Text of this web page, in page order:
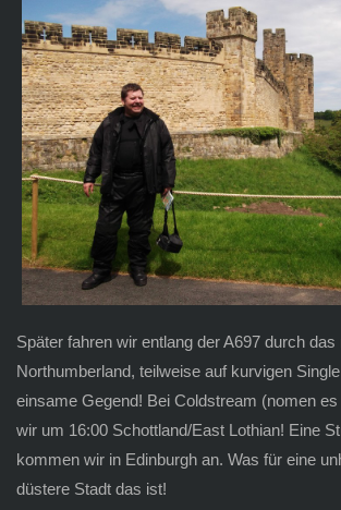
Später fahren wir entlang der A697 durch
Northumberland, teilweise auf kurvigen
einsame Gegend! Bei Coldstream (nomen
wir um 16:00 Schottland/East Lothian! Eine
kommen wir in Edinburgh an. Was für eine
düstere Stadt das ist!